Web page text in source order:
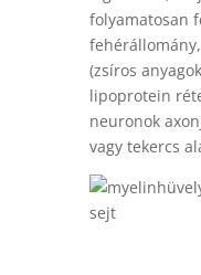
folyamatosan
(zsíros
lipoprotein
neuronok
vagy tekercs